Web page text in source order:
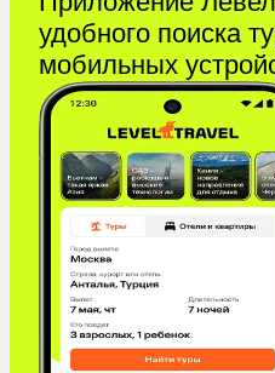
удобного поиска
мобильных